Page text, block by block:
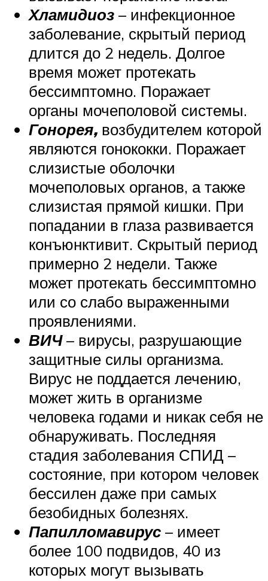
Хламидиоз – инфекционное
заболевание, скрытый период
длится до 2 недель. Долгое
время может протекать
бессимптомно. Поражает
органы мочеполовой системы.
Гонорея, возбудителем которой
являются гонококки. Поражает
слизистые оболочки
мочеполовых органов, а также
слизистая прямой кишки. При
попадании в глаза развивается
конъюнктивит. Скрытый период
примерно 2 недели. Также
может протекать бессимптомно
или со слабо выраженными
проявлениями.
ВИЧ– вирусы, разрушающие
защитные силы организма.
Вирус не поддается лечению,
может жить в организме
человека годами и никак себя не
обнаруживать. Последняя
стадия заболевания СПИД –
состояние, при котором человек
бессилен даже при самых
безобидных болезнях.
Папилломавирус – имеет
более 100 подвидов, 40 из
которых могут вызывать